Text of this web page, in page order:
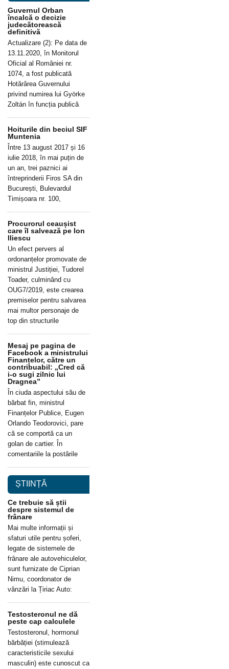
Guvernul Orban
încalcă o decizie
judecătorească
definitivă
Actualizare (2): Pe data de
13.11.2020, în Monitorul
Oficial al României nr.
1074, a fost publicată
Hotărârea Guvernului
privind numirea lui Györke
Zoltán în funcția publică
Hoiturile din beciul SIF
Muntenia
Între 13 august 2017 și 16
iulie 2018, în mai puțin de
un an, trei paznici ai
întreprinderii Firos SA din
București, Bulevardul
Timișoara nr. 100,
Procurorul ceaușist
care îl salvează pe Ion
Iliescu
Un efect pervers al
ordonanțelor promovate de
ministrul Justiției, Tudorel
Toader, culminând cu
OUG7/2019, este crearea
premiselor pentru salvarea
mai multor personaje de
top din structurile
Mesaj pe pagina de
Facebook a ministrului
Finanțelor, către un
contribuabil: „Cred că
i-o sugi zilnic lui
Dragnea”
În ciuda aspectului său de
bărbat fin, ministrul
Finanțelor Publice, Eugen
Orlando Teodorovici, pare
că se comportă ca un
golan de cartier. În
comentariile la postările
ȘTIINȚĂ
Ce trebuie să știi
despre sistemul de
frânare
Mai multe informații și
sfaturi utile pentru șoferi,
legate de sistemele de
frânare ale autovehiculelor,
sunt furnizate de Ciprian
Nimu, coordonator de
vânzări la Țiriac Auto:
Testosteronul ne dă
peste cap calculele
Testosteronul, hormonul
bărbăției (stimulează
caracteristicile sexului
masculin) este cunoscut ca